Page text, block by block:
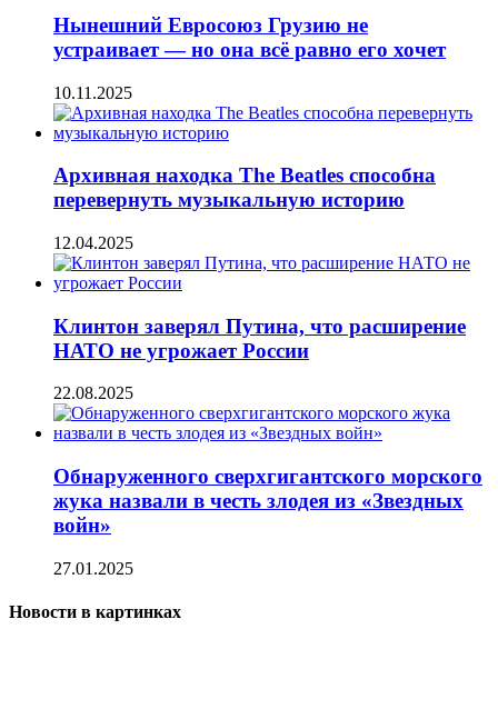
Нынешний Евросоюз Грузию не
устраивает — но она всё равно его хочет
10.11.2025
Архивная находка The Beatles способна
перевернуть музыкальную историю
12.04.2025
Клинтон заверял Путина, что расширение
НАТО не угрожает России
22.08.2025
Обнаруженного сверхгигантского морского
жука назвали в честь злодея из «Звездных
войн»
27.01.2025
Новости в картинках